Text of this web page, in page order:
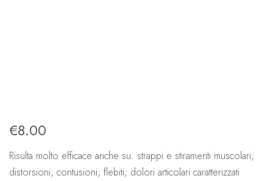
€8.00
Risulta molto efficace anche su: strappi e stiramenti muscolari;
distorsioni; contusioni; flebiti; dolori articolari caratterizzati